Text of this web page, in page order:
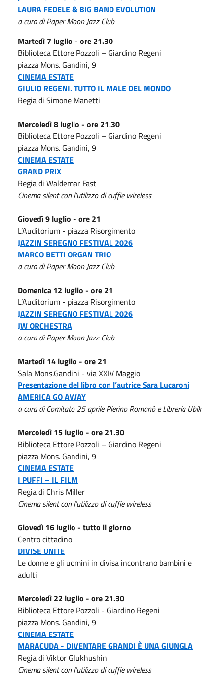
LAURA FEDELE& BIG BAND EVOLUTION
a cura di Paper Moon Jazz Club
Martedì 7 luglio - ore 21.30
Biblioteca Ettore Pozzoli – Giardino Regeni
piazza Mons. Gandini, 9
CINEMA ESTATE
GIULIO REGENI. TUTTO IL MALE DEL MONDO
Regia di Simone Manetti
Mercoledì 8 luglio - ore 21.30
Biblioteca Ettore Pozzoli – Giardino Regeni
piazza Mons. Gandini, 9
CINEMA ESTATE
GRAND PRIX
Regia di Waldemar Fast
Cinema silent con l’utilizzo di cuffie wireless
Giovedì 9 luglio - ore 21
L’Auditorium - piazza Risorgimento
JAZZIN SEREGNO FESTIVAL 2026
MARCO BETTI ORGAN TRIO
a cura di Paper Moon Jazz Club
Domenica 12 luglio - ore 21
L’Auditorium - piazza Risorgimento
JAZZIN SEREGNO FESTIVAL 2026
JW ORCHESTRA
a cura di Paper Moon Jazz Club
Martedì 14 luglio - ore 21
Sala Mons.Gandini - via XXIV Maggio
Presentazione del libro con l’autrice Sara Lucaroni
AMERICA GO AWAY
a cura di Comitato 25 aprile Pierino Romanò e Libreria Ubik
Mercoledì 15 luglio - ore 21.30
Biblioteca Ettore Pozzoli – Giardino Regeni
piazza Mons. Gandini, 9
CINEMA ESTATE
I PUFFI – IL FILM
Regia di Chris Miller
Cinema silent con l’utilizzo di cuffie wireless
Giovedì 16 luglio - tutto il giorno
Centro cittadino
DIVISE UNITE
Le donne e gli uomini in divisa incontrano bambini e
adulti
Mercoledì 22 luglio - ore 21.30
Biblioteca Ettore Pozzoli - Giardino Regeni
piazza Mons. Gandini, 9
CINEMA ESTATE
MARACUDA - DIVENTARE GRANDI È UNA GIUNGLA
Regia di Viktor Glukhushin
Cinema silent con l’utilizzo di cuffie wireless